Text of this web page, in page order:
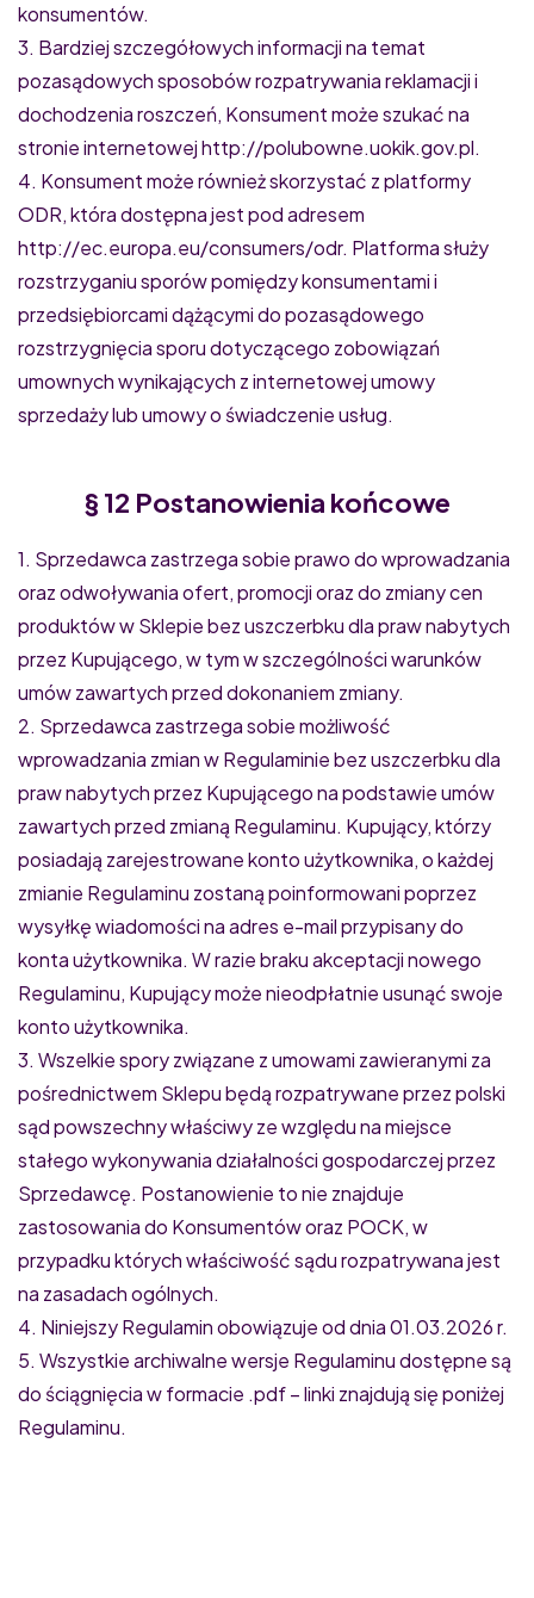
konsumentów.
3. Bardziej szczegółowych informacji na temat
pozasądowych sposobów rozpatrywania reklamacji i
dochodzenia roszczeń, Konsument może szukać na
stronie internetowej http://polubowne.uokik.gov.pl.
4. Konsument może również skorzystać z platformy
ODR, która dostępna jest pod adresem
http://ec.europa.eu/consumers/odr. Platforma służy
rozstrzyganiu sporów pomiędzy konsumentami i
przedsiębiorcami dążącymi do pozasądowego
rozstrzygnięcia sporu dotyczącego zobowiązań
umownych wynikających z internetowej umowy
sprzedaży lub umowy o świadczenie usług.
§ 12 Postanowienia końcowe
1. Sprzedawca zastrzega sobie prawo do wprowadzania
oraz odwoływania ofert, promocji oraz do zmiany cen
produktów w Sklepie bez uszczerbku dla praw nabytych
przez Kupującego, w tym w szczególności warunków
umów zawartych przed dokonaniem zmiany.
2. Sprzedawca zastrzega sobie możliwość
wprowadzania zmian w Regulaminie bez uszczerbku dla
praw nabytych przez Kupującego na podstawie umów
zawartych przed zmianą Regulaminu. Kupujący, którzy
posiadają zarejestrowane konto użytkownika, o każdej
zmianie Regulaminu zostaną poinformowani poprzez
wysyłkę wiadomości na adres e-mail przypisany do
konta użytkownika. W razie braku akceptacji nowego
Regulaminu, Kupujący może nieodpłatnie usunąć swoje
konto użytkownika.
3. Wszelkie spory związane z umowami zawieranymi za
pośrednictwem Sklepu będą rozpatrywane przez polski
sąd powszechny właściwy ze względu na miejsce
stałego wykonywania działalności gospodarczej przez
Sprzedawcę. Postanowienie to nie znajduje
zastosowania do Konsumentów oraz POCK, w
przypadku których właściwość sądu rozpatrywana jest
na zasadach ogólnych.
4. Niniejszy Regulamin obowiązuje od dnia 01.03.2026 r.
5. Wszystkie archiwalne wersje Regulaminu dostępne są
do ściągnięcia w formacie .pdf – linki znajdują się poniżej
Regulaminu.